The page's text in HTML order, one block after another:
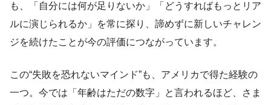
も、「自分には何が足りないか」「どうすればもっとリア
ルに演じられるか」を常に探り、諦めずに新しいチャレン
ジを続けたことが今の評価につながっています。
この“失敗を恐れないマインド”も、アメリカで得た経験の
一つ。今では「年齢はただの数字」と言われるほど、さま